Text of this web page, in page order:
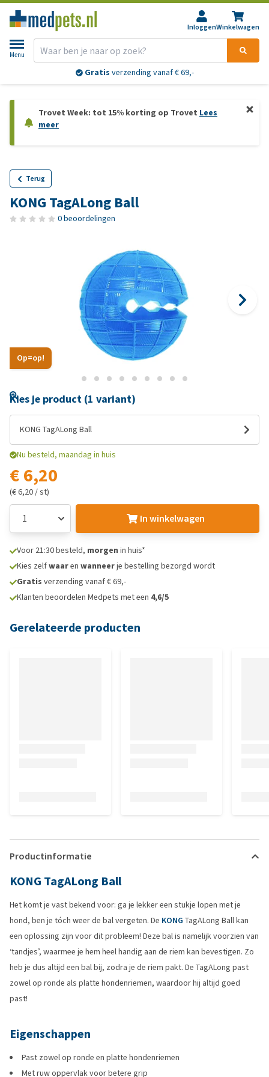
InloggenWinkelwagen
Menu
Gratis verzending vanaf € 69,-
Trovet Week: tot 15% korting op Trovet Lees
meer
Terug
KONG TagALong Ball
0 beoordelingen
Op=op!
Kies je product (1 variant)
KONG TagALong Ball
Nu besteld, maandag in huis
€ 6,20
(€ 6,20 / st)
In winkelwagen
Voor 21:30 besteld, morgen in huis*
Kies zelfwaaren wanneerje bestelling bezorgd wordt
Gratis verzending vanaf € 69,-
Klanten beoordelen Medpets met een 4,6/5
Gerelateerde producten
Productinformatie
KONG TagALong Ball
Het komt je vast bekend voor: ga je lekker een stukje lopen met je
hond, ben je tóch weer de bal vergeten. De KONG TagALong Ball kan
een oplossing zijn voor dit probleem! Deze bal is namelijk voorzien van
‘tandjes’, waarmee je hem heel handig aan de riem kan bevestigen. Zo
heb je dus altijd een bal bij, zodra je de riem pakt. De TagALong past
zowel op ronde als platte hondenriemen, waardoor hij altijd goed
past!
Eigenschappen
Past zowel op ronde en platte hondenriemen
Met ruw oppervlak voor betere grip